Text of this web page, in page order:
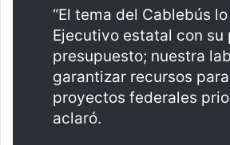
“El tema del Cablebús
Ejecutivo estatal con su
presupuesto; nuestra
garantizar recursos para
proyectos federales
aclaró.